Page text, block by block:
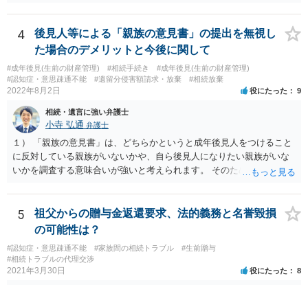
4
後見人等による「親族の意見書」の提出を無視し
た場合のデメリットと今後に関して
#成年後見(生前の財産管理) #相続手続き
#成年後見(生前の財産管理)
#認知症・意思疎通不能
#遺留分侵害額請求・放棄 #相続放棄
2022年8月2日 役にたった 9
相続・遺言に強い弁護士
小寺 弘通 弁護士
１） 「親族の意見書」は、どちらかというと成年後見人をつけること
に反対している親族がいないかや、自ら後見人になりたい親族がいな
いかを調査する意味合いが強いと考えられます。 そのため、ご相談の
す。 ２） 場合によっては、介護や被後見人の財産の処分等に関して、
後見人から相談があることも考えられます。 また、お祖母さんがお亡
くなりになった場合、相続人となる可能性がありますが、 その場合は
相続放棄されれば問題ありません。 ３） 完全に拒否する方法はないか
もしれませんが、 関わりを持ちたくないとのことでしたら、親族の意
見書にその旨を記載して提出しておけば良いかも知れません。 後見人
5
祖父からの贈与金返還要求、法的義務と名誉毀損
の可能性は？
#認知症・意思疎通不能 #家族間の相続トラブル
#生前贈与
#相続トラブルの代理交渉
2021年3月30日 役にたった 8